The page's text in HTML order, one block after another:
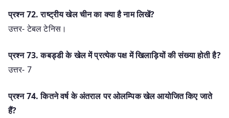
प्रश्न 72. राष्ट्रीय खेल चीन का क्या है नाम लिखें?
उत्तर- टेबल टेनिस।
प्रश्न 73. कबड्डी के खेल में प्रत्येक पक्ष में खिलाड़ियों की संख्या होती है?
उत्तर- 7
प्रश्न 74. कितने वर्ष के अंतराल पर ओलम्पिक खेल आयोजित किए जाते
हैं?